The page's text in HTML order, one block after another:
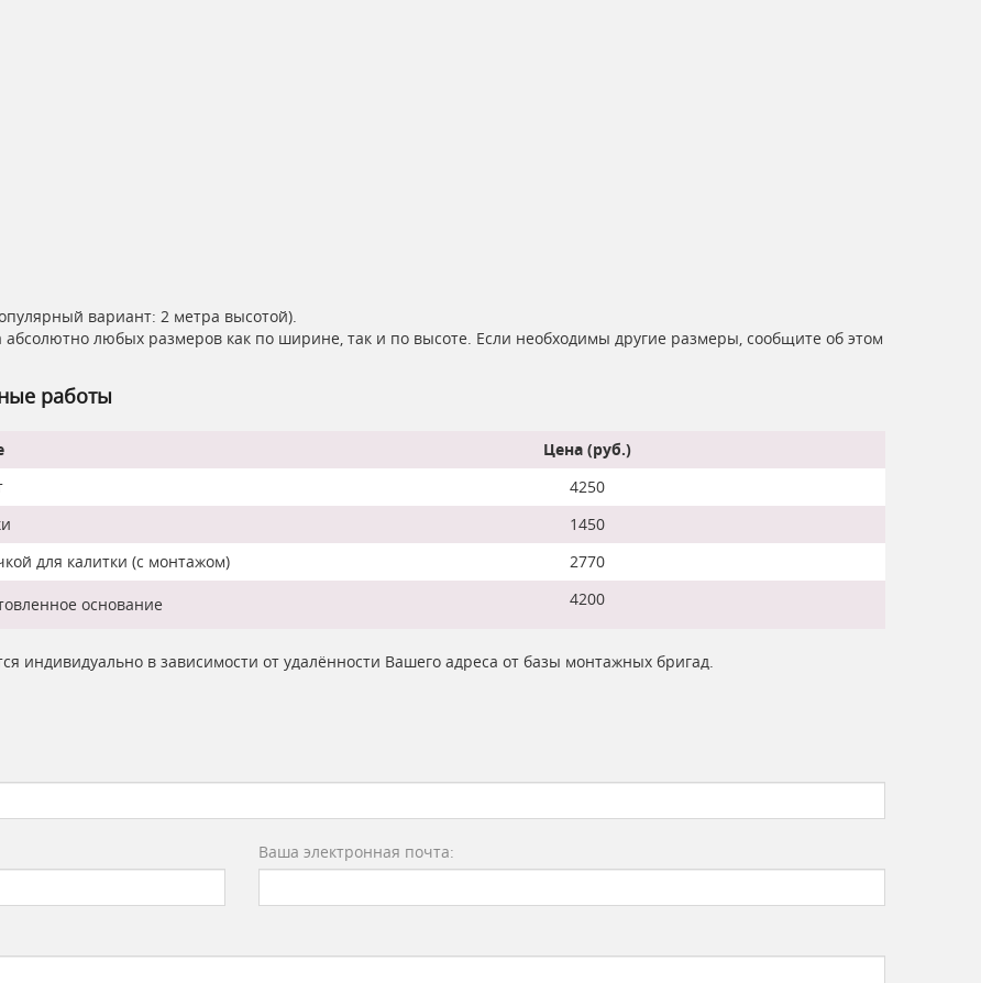
вариант: 2 метра высотой).
любых размеров как по ширине, так и по высоте. Если необходимы другие размеры, сообщите об этом
работы
Цена (руб.)
4250
1450
для калитки (с монтажом)
2770
основание 4200
индивидуально в зависимости от удалённости Вашего адреса от базы монтажных бригад.
Ваша электронная почта: